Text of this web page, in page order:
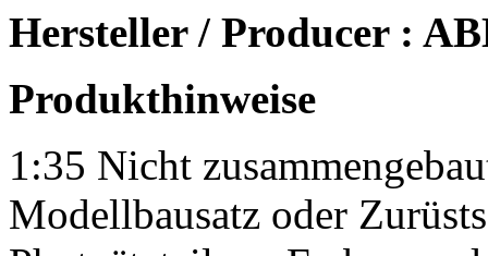
Hersteller / Producer :
Produkthinweise
1:35 Nicht
Modellbausatz oder